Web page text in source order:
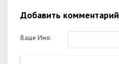
Добавить комментарий
Ваше Имя: